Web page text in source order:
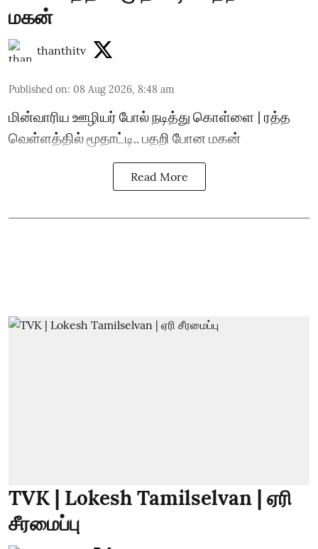
மகன்
thanthitv
Published on: 08 Aug 2026, 8:48 am
மின்வாரிய ஊழியர் போல் நடித்து கொள்ளை | ரத்த
வெள்ளத்தில் மூதாட்டி.. பதறி போன மகன்
Read More
TVK | Lokesh Tamilselvan | ஏரி
சீரமைப்பு